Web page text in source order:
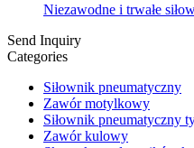
Niezawodne i trwałe
Send Inquiry
Categories
Siłownik pneumatyczny
Zawór motylkowy
Siłownik pneumatyczny
Zawór kulowy